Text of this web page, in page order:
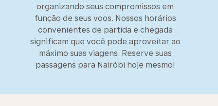
organizando seus compromissos em
função de seus voos. Nossos horários
convenientes de partida e chegada
significam que você pode aproveitar ao
máximo suas viagens. Reserve suas
passagens para Nairóbi hoje mesmo!